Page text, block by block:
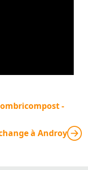
-
à Androy